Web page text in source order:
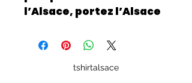
l’Alsace, portez l’Alsace
tshirtalsace